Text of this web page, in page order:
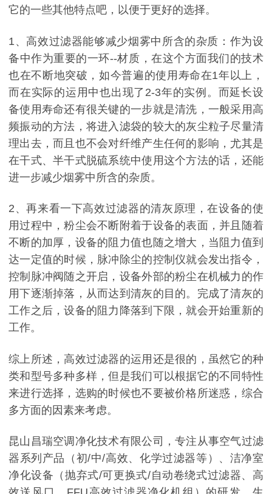
它的一些其他特点吧，以便于更好的选择。
1、高效过滤器能够减少烟雾中所含的杂质：作为设
备中作为重要的一环--材质，在这个方面我们的技术
也在不断地突破，如今普遍的使用寿命在1年以上，
而在实际的运用中也出现了2-3年的实例。而延长设
备使用寿命还有很关键的一步就是清洗，一般采用高
频振动的方法，将进入滤袋的较大的灰尘粒子尽量清
理出去，而且也不会对纤维产生任何的影响，尤其是
在干式、半干式脱硫系统中使用这个方法的话，还能
进一步减少烟雾中所含的杂质。
2、再来看一下高效过滤器的清灰原理，在设备的使
用过程中，粉尘会不断附着于设备的表面，并且随着
不断的加厚，设备的阻力值也随之增大，当阻力值到
达一定值的时候，脉冲除尘的控制仪就会发出指令，
控制脉冲阀随之开启，设备外部的粉尘在机械力的作
用下逐渐掉落，从而达到清灰的目的。完成了清灰的
工作之后，设备的阻力降落到下限，就会开始重新的
工作。
综上所述，高效过滤器的运用还是很的，虽然它的种
类和型号多种多样，但是我们可以根据它的不同特性
来进行选择，选购的时候也不要被价格所迷惑，综合
多方面的因素来考虑。
昆山昌瑞空调净化技术有限公司，专注从事空气过滤
器系列产品（初/中/高效、化学过滤器等）、洁净室
净化设备（抛弃式/可更换式/自动卷绕式过滤器、高